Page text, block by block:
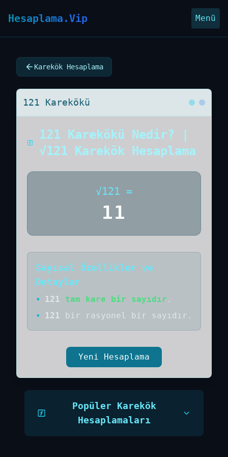
Hesaplama.Vip Menü
Karekök Hesaplama
121 Karekökü
121 Karekökü Nedir? |
√121 Karekök Hesaplama
√121 =
11
Sayısal Özellikler ve
Detaylar
• 121 tam kare bir sayıdır .
•
121 bir rasyonel bir sayıdır .
Yeni Hesaplama
Popüler Karekök
Hesaplamaları